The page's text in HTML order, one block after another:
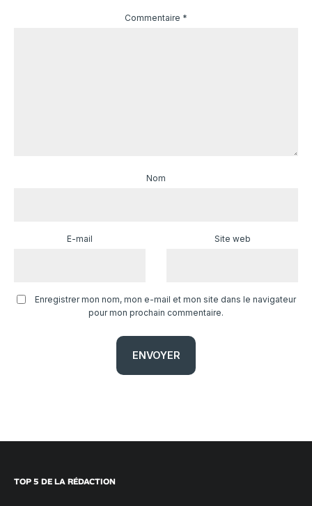
Commentaire *
Nom
E-mail Site web
Enregistrer mon nom, mon e-mail et mon site dans le navigateur
pour mon prochain commentaire.
TOP 5 DE LA RÉDACTION